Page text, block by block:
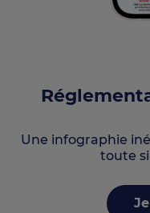
Une infographie
toute